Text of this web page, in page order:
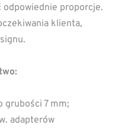
odpowiednie proporcje.
klienta,
grubości 7 mm;
adapterów